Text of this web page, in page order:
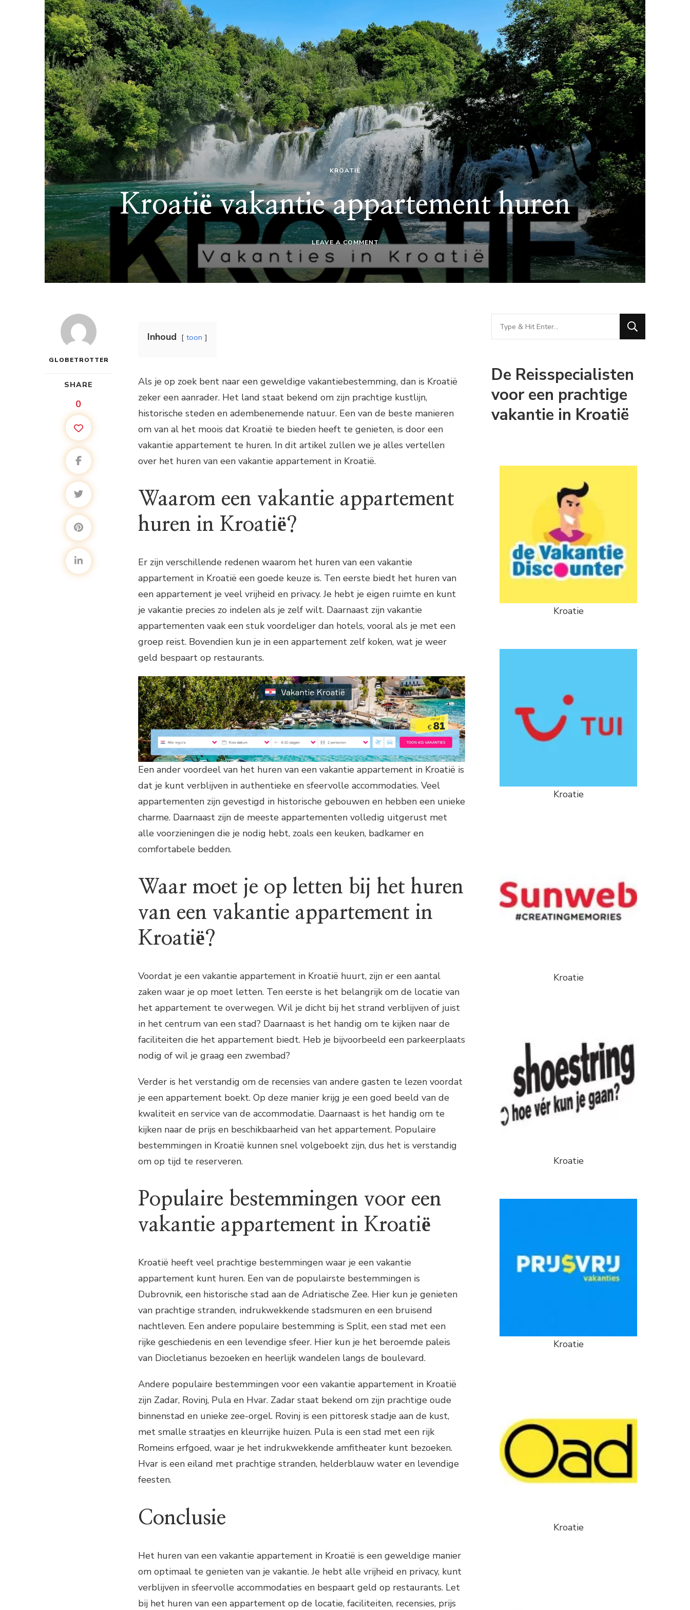
KROATIË
Kroatië vakantie appartement huren
LEAVE A COMMENTON
KROATIË
VAKANTIE
APPARTEMENT
HUREN
GLOBETROTTER
SHARE
0
Inhoud toon
Als je op zoek bent naar een geweldige vakantiebestemming, dan is Kroatië
zeker een aanrader. Het land staat bekend om zijn prachtige kustlijn,
historische steden en adembenemende natuur. Een van de beste manieren
om van al het moois dat Kroatië te bieden heeft te genieten, is door een
vakantie appartement te huren. In dit artikel zullen we je alles vertellen
over het huren van een vakantie appartement in Kroatië.
Waarom een vakantie appartement
huren in Kroatië?
Er zijn verschillende redenen waarom het huren van een vakantie
appartement in Kroatië een goede keuze is. Ten eerste biedt het huren van
een appartement je veel vrijheid en privacy. Je hebt je eigen ruimte en kunt
je vakantie precies zo indelen als je zelf wilt. Daarnaast zijn vakantie
appartementen vaak een stuk voordeliger dan hotels, vooral als je met een
groep reist. Bovendien kun je in een appartement zelf koken, wat je weer
geld bespaart op restaurants.
Een ander voordeel van het huren van een vakantie appartement in Kroatië is
dat je kunt verblijven in authentieke en sfeervolle accommodaties. Veel
appartementen zijn gevestigd in historische gebouwen en hebben een unieke
charme. Daarnaast zijn de meeste appartementen volledig uitgerust met
alle voorzieningen die je nodig hebt, zoals een keuken, badkamer en
comfortabele bedden.
Waar moet je op letten bij het huren
van een vakantie appartement in
Kroatië?
Voordat je een vakantie appartement in Kroatië huurt, zijn er een aantal
zaken waar je op moet letten. Ten eerste is het belangrijk om de locatie van
het appartement te overwegen. Wil je dicht bij het strand verblijven of juist
in het centrum van een stad? Daarnaast is het handig om te kijken naar de
faciliteiten die het appartement biedt. Heb je bijvoorbeeld een parkeerplaats
nodig of wil je graag een zwembad?
Verder is het verstandig om de recensies van andere gasten te lezen voordat
je een appartement boekt. Op deze manier krijg je een goed beeld van de
kwaliteit en service van de accommodatie. Daarnaast is het handig om te
kijken naar de prijs en beschikbaarheid van het appartement. Populaire
bestemmingen in Kroatië kunnen snel volgeboekt zijn, dus het is verstandig
om op tijd te reserveren.
Populaire bestemmingen voor een
vakantie appartement in Kroatië
Kroatië heeft veel prachtige bestemmingen waar je een vakantie
appartement kunt huren. Een van de populairste bestemmingen is
Dubrovnik, een historische stad aan de Adriatische Zee. Hier kun je genieten
van prachtige stranden, indrukwekkende stadsmuren en een bruisend
nachtleven. Een andere populaire bestemming is Split, een stad met een
rijke geschiedenis en een levendige sfeer. Hier kun je het beroemde paleis
van Diocletianus bezoeken en heerlijk wandelen langs de boulevard.
Andere populaire bestemmingen voor een vakantie appartement in Kroatië
zijn Zadar, Rovinj, Pula en Hvar. Zadar staat bekend om zijn prachtige oude
binnenstad en unieke zee-orgel. Rovinj is een pittoresk stadje aan de kust,
met smalle straatjes en kleurrijke huizen. Pula is een stad met een rijk
Romeins erfgoed, waar je het indrukwekkende amfitheater kunt bezoeken.
Hvar is een eiland met prachtige stranden, helderblauw water en levendige
feesten.
Conclusie
Het huren van een vakantie appartement in Kroatië is een geweldige manier
om optimaal te genieten van je vakantie. Je hebt alle vrijheid en privacy, kunt
verblijven in sfeervolle accommodaties en bespaart geld op restaurants. Let
bij het huren van een appartement op de locatie, faciliteiten, recensies, prijs
Looking
for
De Reisspecialisten
voor een prachtige
vakantie in Kroatië
Kroatie
Kroatie
Kroatie
Kroatie
Kroatie
Kroatie